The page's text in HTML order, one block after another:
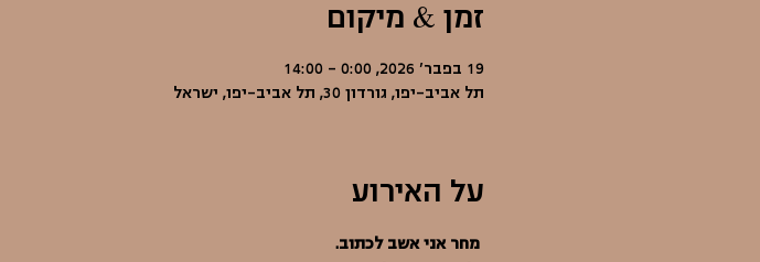
זמן & מיקום
19 בפבר׳ 2026, 0:00 – 14:00
תל אביב-יפו, גורדון 30, תל אביב-יפו, ישראל
על האירוע
מחר אני אשב לכתוב.